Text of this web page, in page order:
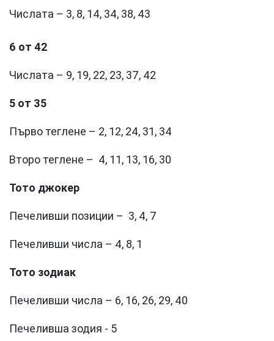
Числата – 3, 8, 14, 34, 38, 43
6 от 42
Числата – 9, 19, 22, 23, 37, 42
5 от 35
Първо теглене – 2, 12, 24, 31, 34
Второ теглене – 4, 11, 13, 16, 30
Тото джокер
Печеливши позиции – 3, 4, 7
Печеливши числа – 4, 8, 1
Тото зодиак
Печеливши числа – 6, 16, 26, 29, 40
Печеливша зодия - 5